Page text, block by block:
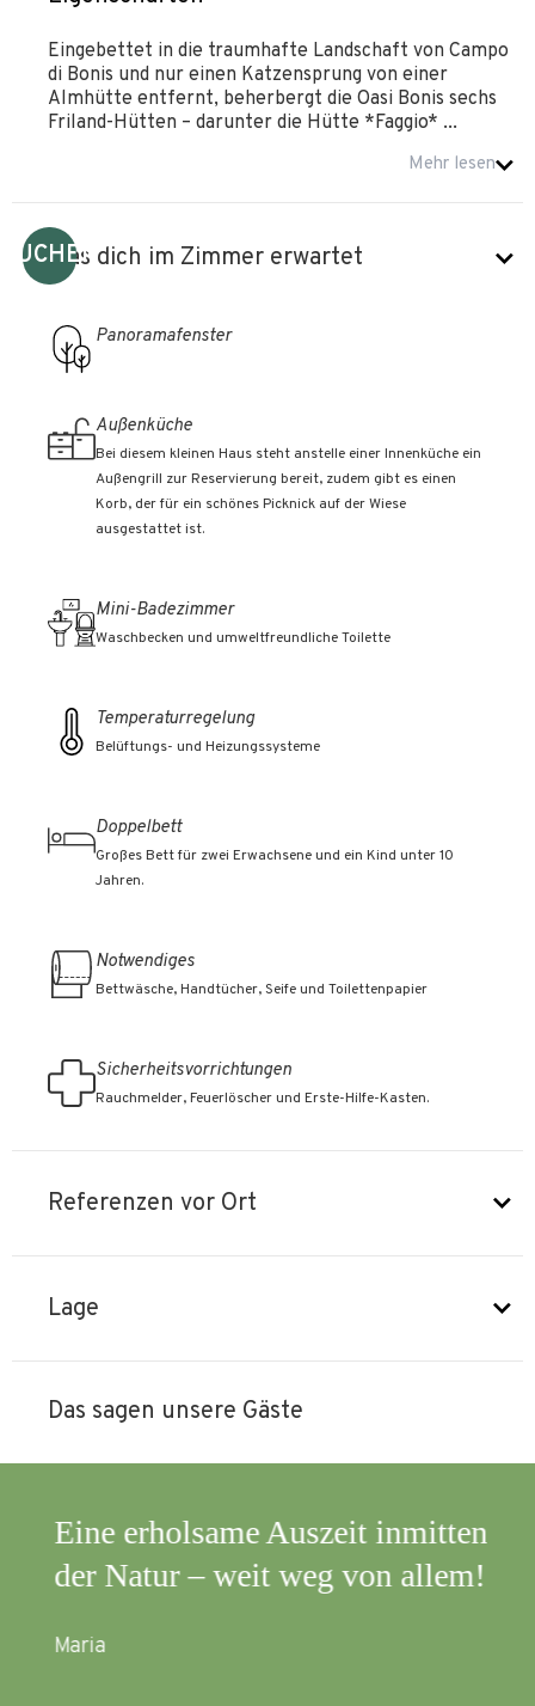
Eingebettet in die traumhafte Landschaft von Campo
di Bonis und nur einen Katzensprung von einer
Almhütte entfernt, beherbergt die Oasi Bonis sechs
Friland-Hütten – darunter die Hütte *Faggio* ...
Mehr lesen
BUCHEN
Was dich im Zimmer erwartet
Panoramafenster
Außenküche
Bei diesem kleinen Haus steht anstelle einer Innenküche ein
Außengrill zur Reservierung bereit, zudem gibt es einen
Korb, der für ein schönes Picknick auf der Wiese
ausgestattet ist.
Mini-Badezimmer
Waschbecken und umweltfreundliche Toilette
Temperaturregelung
Belüftungs- und Heizungssysteme
Doppelbett
Großes Bett für zwei Erwachsene und ein Kind unter 10
Jahren.
Notwendiges
Bettwäsche, Handtücher, Seife und Toilettenpapier
Sicherheitsvorrichtungen
Rauchmelder, Feuerlöscher und Erste-Hilfe-Kasten.
Referenzen vor Ort
Lage
Das sagen unsere Gäste
Eine erholsame Auszeit inmitten
der Natur – weit weg von allem!
Maria